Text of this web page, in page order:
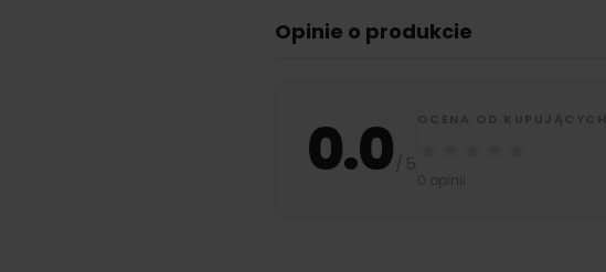
Opinie o produkcie
0.0 / 5
OCENA OD KUPUJĄCYCH
0 opinii